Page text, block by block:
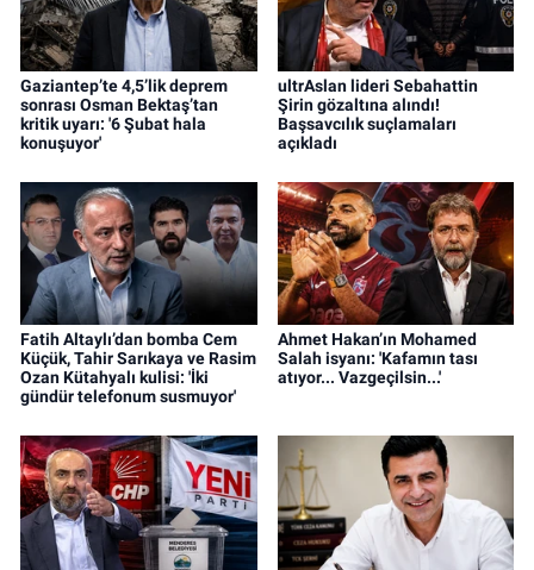
Gaziantep’te 4,5’lik deprem
sonrası Osman Bektaş’tan
kritik uyarı: '6 Şubat hala
konuşuyor'
ultrAslan lideri Sebahattin
Şirin gözaltına alındı!
Başsavcılık suçlamaları
açıkladı
Fatih Altaylı’dan bomba Cem
Küçük, Tahir Sarıkaya ve Rasim
Ozan Kütahyalı kulisi: 'İki
gündür telefonum susmuyor'
Ahmet Hakan’ın Mohamed
Salah isyanı: 'Kafamın tası
atıyor... Vazgeçilsin...'